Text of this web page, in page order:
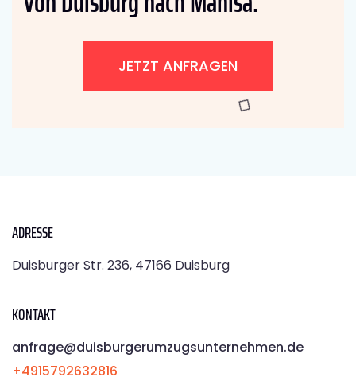
JETZT ANFRAGEN
ADRESSE
Duisburger Str. 236, 47166 Duisburg
KONTAKT
anfrage@duisburgerumzugsunternehmen.de
+4915792632816